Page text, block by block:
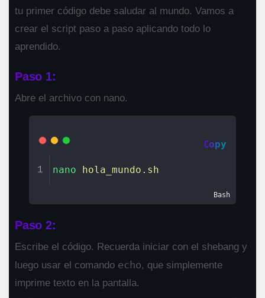
tu primer código debe saludar al mundo. Vamos a
crear el script paso a paso aplicando todo lo
aprendido.
Paso 1:
Abre el archivo con nano.
Copy
1 nano hola_mundo.sh
Bash
Paso 2:
Escribe el código. Recuerda iniciar con el shebang y
luego usar el comando echo, que simplemente
imprime texto en la pantalla.